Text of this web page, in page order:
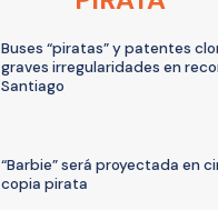
Buses “piratas” y patentes
graves irregularidades en
Santiago
“Barbie” será proyectada en
copia pirata